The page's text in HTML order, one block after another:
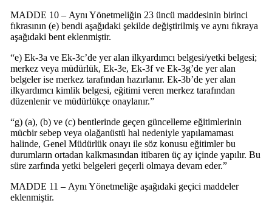
MADDE 10 – Aynı Yönetmeliğin 23 üncü maddesinin birinci
fıkrasının (e) bendi aşağıdaki şekilde değiştirilmiş ve aynı fıkraya
aşağıdaki bent eklenmiştir.
“e) Ek-3a ve Ek-3c’de yer alan ilkyardımcı belgesi/yetki belgesi;
merkez veya müdürlük, Ek-3e, Ek-3f ve Ek-3g’de yer alan
belgeler ise merkez tarafından hazırlanır. Ek-3b’de yer alan
ilkyardımcı kimlik belgesi, eğitimi veren merkez tarafından
düzenlenir ve müdürlükçe onaylanır.”
“g) (a), (b) ve (c) bentlerinde geçen güncelleme eğitimlerinin
mücbir sebep veya olağanüstü hal nedeniyle yapılamaması
halinde, Genel Müdürlük onayı ile söz konusu eğitimler bu
durumların ortadan kalkmasından itibaren üç ay içinde yapılır. Bu
süre zarfında yetki belgeleri geçerli olmaya devam eder.”
MADDE 11 – Aynı Yönetmeliğe aşağıdaki geçici maddeler
eklenmiştir.